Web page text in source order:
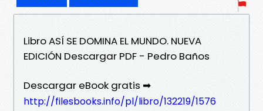
Libro ASÍ SE DOMINA EL MUNDO. NUEVA
EDICIÓN Descargar PDF - Pedro Baños
Descargar eBook gratis ➡
http://filesbooks.info/pl/libro/132219/1576